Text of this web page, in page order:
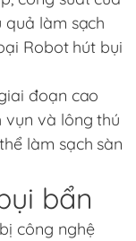
quả làm sạch
Robot hút bụi
đoạn cao
vụn và lông thú
làm sạch sàn
bẩn
công nghệ